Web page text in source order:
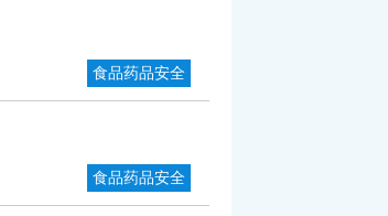
食品药品安全
食品药品安全